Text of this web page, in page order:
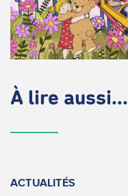
À lire aussi...
ACTUALITÉS